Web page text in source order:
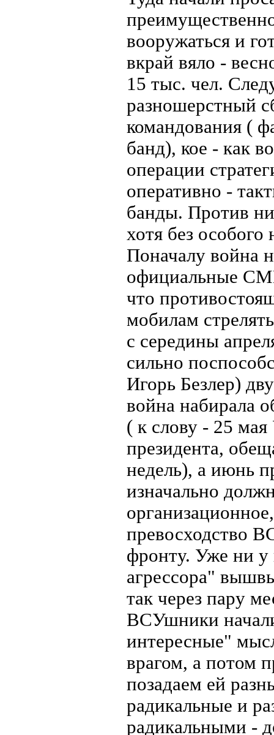
вооружаться и
вкрай вяло -
15 тыс. чел.
разношерстный
командования (
банд), кое - как
операции
оперативно -
банды. Против
хотя без
Поначалу война
официальные
что
мобилам
с середины
сильно
Игорь Безлер)
война набирала
( к слову - 25
президента,
недель), а июнь
изначально
превосходство
фронту. Уже ни у
агрессора"
так через пару
ВСУшники
интересные"
врагом, а потом
позадаем ей
радикальные и
радикальными -